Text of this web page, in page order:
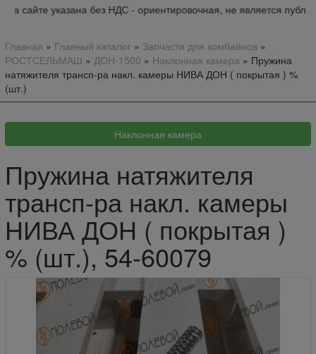
сайте указана без НДС - ориентировочная, не является
Главная » Главный каталог» Запчасти для комбайнов»
РОСТСЕЛЬМАШ » ДОН-1500 » Наклонная камера » Пружина
натяжителя трансп-ра накл. камеры НИВА ДОН ( покрытая ) %
(шт.)
Пружина натяжителя
трансп-ра накл. камеры
НИВА ДОН ( покрытая )
% (шт.), 54-60079